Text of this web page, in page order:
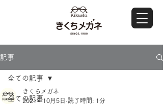
記事
全ての記事
全ての記事
きくちメガネ
2021年10月5日 読了時間: 1分